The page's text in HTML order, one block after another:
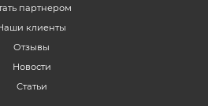
партнером
клиенты
Отзывы
Новости
Статьи